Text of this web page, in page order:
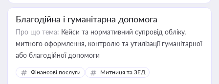
Благодійна і гуманітарна допомога
Про що тема: Кейси та нормативний супровід обліку,
митного оформлення, контролю та утилізації гуманітарної
або благодійної допомоги
Фінансові послуги Митниця та ЗЕД